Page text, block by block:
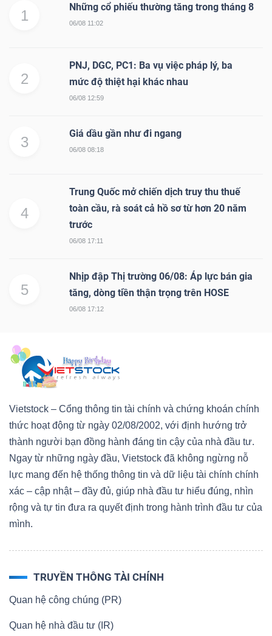
1
Những cổ phiếu thường tăng trong tháng 8
06/08 11:02
2
PNJ, DGC, PC1: Ba vụ việc pháp lý, ba
mức độ thiệt hại khác nhau
06/08 12:59
3
Giá dầu gần như đi ngang
06/08 08:18
4
Trung Quốc mở chiến dịch truy thu thuế
toàn cầu, rà soát cả hồ sơ từ hơn 20 năm
trước
06/08 17:11
5
Nhịp đập Thị trường 06/08: Áp lực bán gia
tăng, dòng tiền thận trọng trên HOSE
06/08 17:12
Vietstock – Cổng thông tin tài chính và chứng khoán chính
thức hoạt động từ ngày 02/08/2002, với định hướng trở
thành người bạn đồng hành đáng tin cậy của nhà đầu tư.
Ngay từ những ngày đầu, Vietstock đã không ngừng nỗ
lực mang đến hệ thống thông tin và dữ liệu tài chính chính
xác – cập nhật – đầy đủ, giúp nhà đầu tư hiểu đúng, nhìn
rộng và tự tin đưa ra quyết định trong hành trình đầu tư của
mình.
TRUYỀN THÔNG TÀI CHÍNH
Quan hệ công chúng (PR)
Quan hệ nhà đầu tư (IR)